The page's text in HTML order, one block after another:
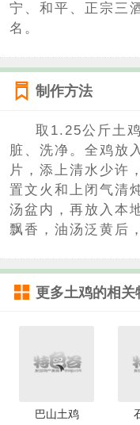
宁、和平、正宗三
名。
制作方法
取1.25公斤土
脏、洗净。全鸡放
片，添上清水少许
置文火和上闭气清
汤盆内，再放入本
飘香，油汤泛黄后
更多土鸡的相关
巴山土鸡